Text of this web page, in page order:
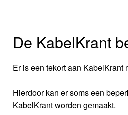
De KabelKrant
Er is een tekort aan KabelKrant
Hierdoor kan er soms een
KabelKrant worden gemaakt.